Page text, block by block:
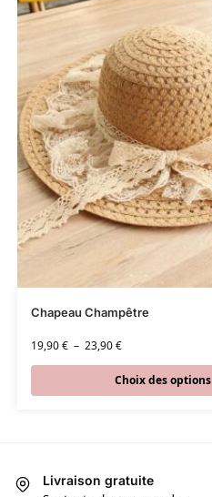
Chapeau Champêtre
19,90€ – 23,90€
Choix des options
Livraison gratuite